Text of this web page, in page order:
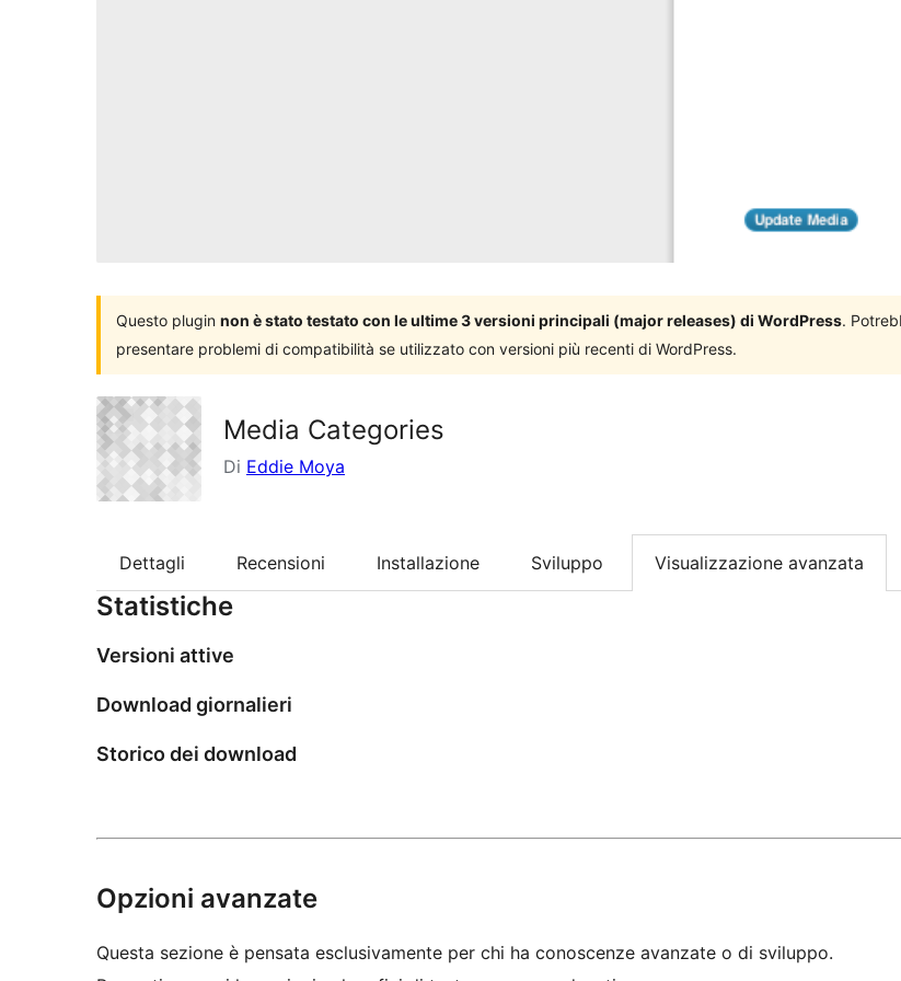
Questo plugin non è stato testato con le ultime 3 versioni principali (major releases) di WordPress.
presentare problemi di compatibilità se utilizzato con versioni più recenti di WordPress.
Media Categories
Di Eddie Moya
Dettagli Recensioni Installazione Sviluppo Visualizzazione avanzata
Statistiche
Versioni attive
Download giornalieri
Storico dei download
Opzioni avanzate
Questa sezione è pensata esclusivamente per chi ha conoscenze avanzate o di sviluppo.